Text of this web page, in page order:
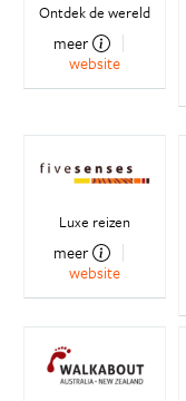
Ontdek de wereld
meer
website
Luxe reizen
meer
website